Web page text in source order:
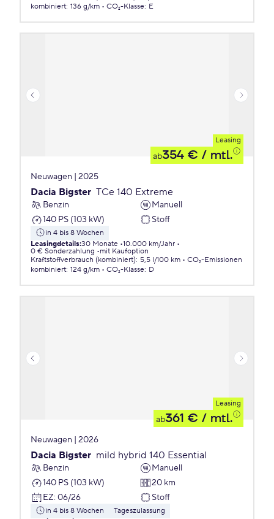
kombiniert: 136 g/km CO₂-Klasse: E
Leasing
ab354 € / mtl.
Neuwagen | 2025
Dacia Bigster TCe 140 Extreme
Benzin
Manuell
140 PS (103 kW)
Stoff
in 4 bis 8 Wochen
Leasingdetails:30 Monate 10.000 km/Jahr
0 € Sonderzahlung
mit Kaufoption
Kraftstoffverbrauch (kombiniert): 5,5 l/100 km
CO₂-Emissionen
kombiniert: 124 g/km CO₂-Klasse: D
Leasing
ab361 € / mtl.
Neuwagen | 2026
Dacia Bigster mild hybrid 140 Essential
Benzin
Manuell
140 PS (103 kW)
20 km
EZ: 06/26 Stoff
in 4 bis 8 Wochen
Tageszulassung